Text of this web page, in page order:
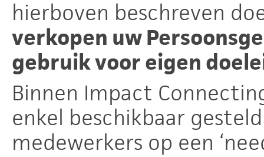
hierboven beschreven
verkopen uw
gebruik voor eigen
Binnen Impact
enkel beschikbaar
medewerkers op een